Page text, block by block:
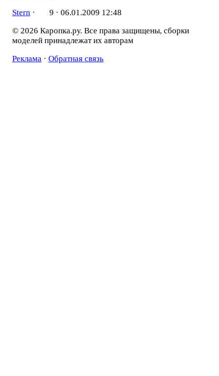
Stern· 9 · 06.01.2009 12:48
© 2026 Каропка.ру. Все права защищены, сборки
моделей принадлежат их авторам
Реклама · Обратная связь